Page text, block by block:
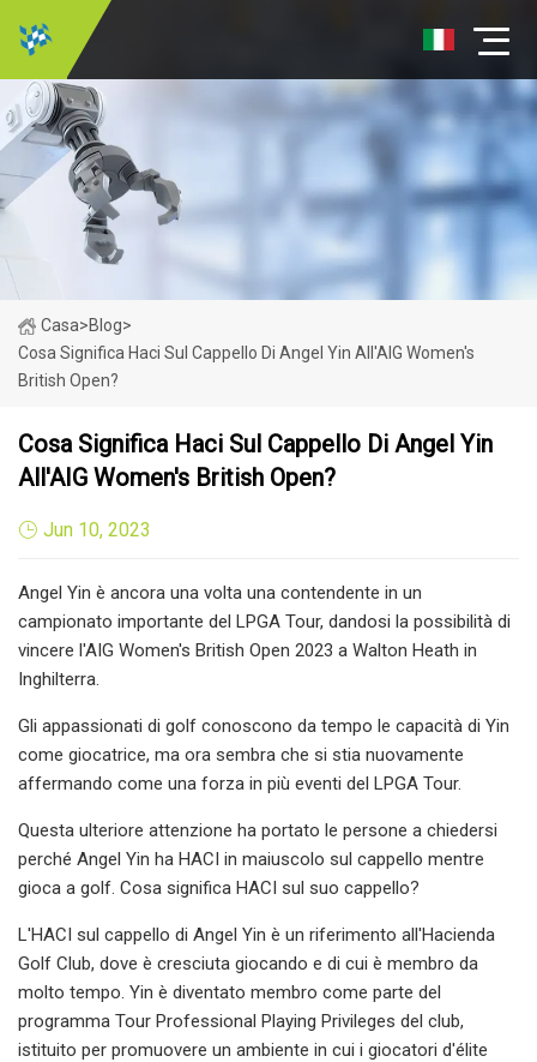
Casa>Blog>
Cosa Significa Haci Sul Cappello Di Angel Yin All'AIG Women's
British Open?
Cosa Significa Haci Sul Cappello Di Angel Yin
All'AIG Women's British Open?
Jun 10, 2023
Angel Yin è ancora una volta una contendente in un
campionato importante del LPGA Tour, dandosi la possibilità di
vincere l'AIG Women's British Open 2023 a Walton Heath in
Inghilterra.
Gli appassionati di golf conoscono da tempo le capacità di Yin
come giocatrice, ma ora sembra che si stia nuovamente
affermando come una forza in più eventi del LPGA Tour.
Questa ulteriore attenzione ha portato le persone a chiedersi
perché Angel Yin ha HACI in maiuscolo sul cappello mentre
gioca a golf. Cosa significa HACI sul suo cappello?
L'HACI sul cappello di Angel Yin è un riferimento all'Hacienda
Golf Club, dove è cresciuta giocando e di cui è membro da
molto tempo. Yin è diventato membro come parte del
programma Tour Professional Playing Privileges del club,
istituito per promuovere un ambiente in cui i giocatori d'élite